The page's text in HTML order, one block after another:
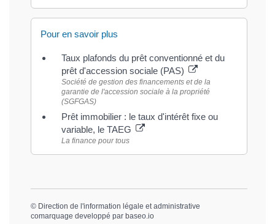
Pour en savoir plus
Taux plafonds du prêt conventionné et du
prêt d'accession sociale (PAS)
Société de gestion des financements et de la
garantie de l'accession sociale à la propriété
(SGFGAS)
Prêt immobilier : le taux d'intérêt fixe ou
variable, le TAEG
La finance pour tous
© Direction de l'information légale et administrative
comarquage developpé par baseo.io